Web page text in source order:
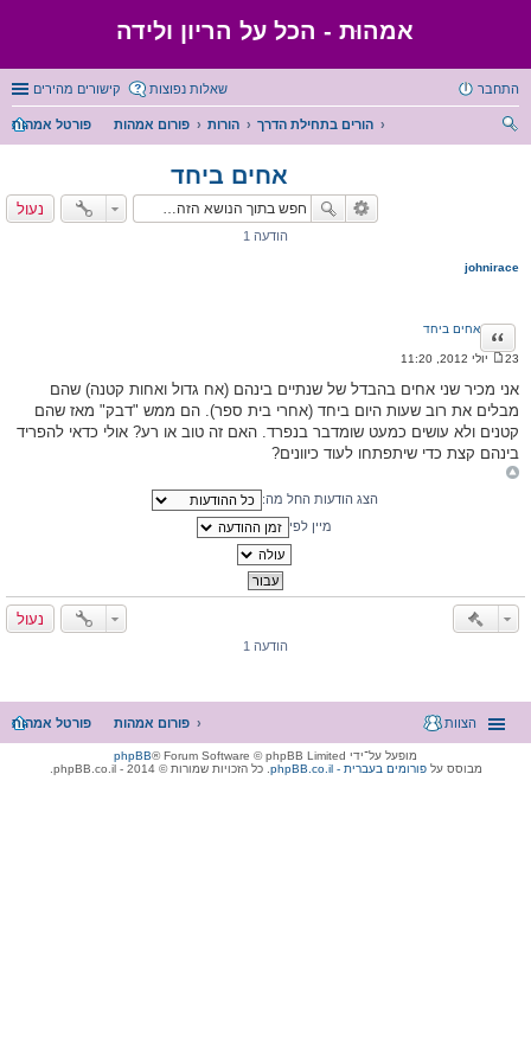
אמהוּת - הכל על הריון ולידה
קישורים מהירים שאלות נפוצות התחבר
פורטל אמהות פורום אמהות הורות
הורים בתחילת הדרך
אחים ביחד
נעול
הודעה 1
johnirace
אחים ביחד ציטוט
ו
ד
ע
ה
23 יולי 2012, 11:20
אני מכיר שני אחים בהבדל של שנתיים בינהם (אח גדול ואחות קטנה) שהם
מבלים את רוב שעות היום ביחד (אחרי בית ספר). הם ממש "דבק" מאז שהם
קטנים ולא עושים כמעט שומדבר בנפרד. האם זה טוב או רע? אולי כדאי להפריד
בינהם קצת כדי שיתפתחו לעוד כיוונים?
הצג הודעות החל מה:
מיין לפי
נעול
הודעה 1
פורטל אמהות פורום אמהות הצוות
מופעל על־ידי phpBB® Forum Software © phpBB Limited
מבוסס עלphpBB.co.il - פורומים בעברית . כל הזכויות שמורות © 2014 - phpBB.co.il.